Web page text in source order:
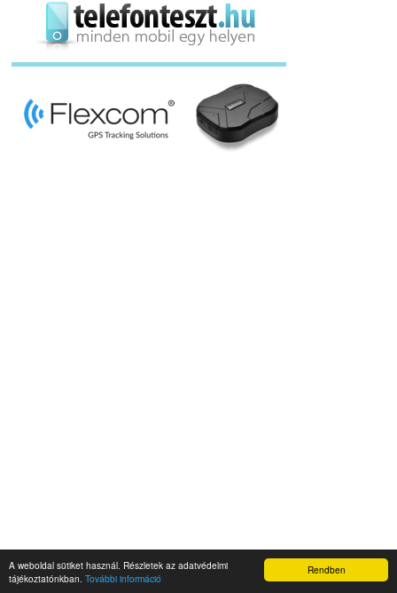
Rendben
A weboldal sütiket használ. Részletek az adatvédelmi
tájékoztatónkban. További információNapidroid.hu 2019